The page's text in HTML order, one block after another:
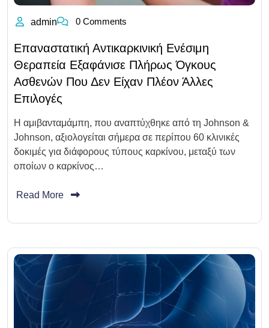
admin 0 Comments
Επαναστατική Αντικαρκινική Ενέσιμη
Θεραπεία Εξαφάνισε Πλήρως Όγκους
Ασθενών Που Δεν Είχαν Πλέον Άλλες
Επιλογές
Η αμιβανταμάμπη, που αναπτύχθηκε από τη Johnson &
Johnson, αξιολογείται σήμερα σε περίπου 60 κλινικές
δοκιμές για διάφορους τύπους καρκίνου, μεταξύ των
οποίων ο καρκίνος…
Read More